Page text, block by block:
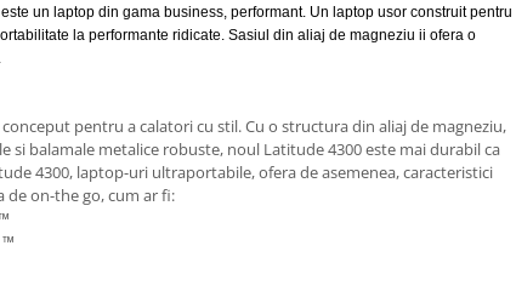
un laptop din gama business, performant. Un laptop usor construit pentru
la performante ridicate. Sasiul din aliaj de magneziu ii ofera o
pentru a calatori cu stil. Cu o structura din aliaj de magneziu,
si balamale metalice robuste, noul Latitude 4300 este mai durabil ca
4300, laptop-uri ultraportabile, ofera de asemenea, caracteristici
de on-the go, cum ar fi:
™